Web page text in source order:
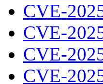
CVE-
CVE-
CVE-
CVE-